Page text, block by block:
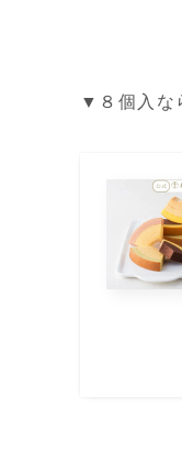
▼８個入な